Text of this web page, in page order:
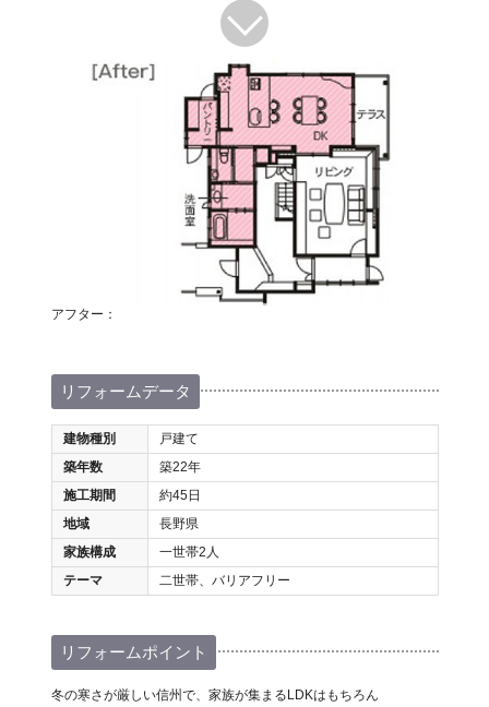
アフター：
リフォームデータ
建物種別
戸建て
築年数
築22年
施工期間
約45日
地域
長野県
家族構成
一世帯2人
テーマ
二世帯、バリアフリー
リフォームポイント
冬の寒さが厳しい信州で、家族が集まるLDKはもちろん